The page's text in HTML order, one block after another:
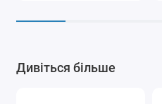
Дивіться більше